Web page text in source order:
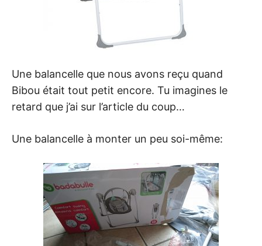
Une balancelle que nous avons reçu quand
Bibou était tout petit encore. Tu imagines le
retard que j’ai sur l’article du coup…
Une balancelle à monter un peu soi-même: